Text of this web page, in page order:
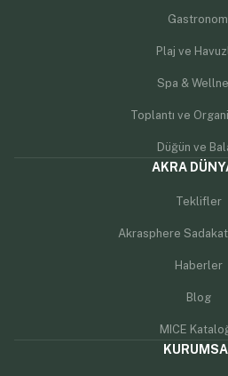
Plaj ve
Spa &
Toplantı ve
Düğün ve
AKRA
Teklifler
Akrasphere Sadakat
Haberler
Blog
MICE